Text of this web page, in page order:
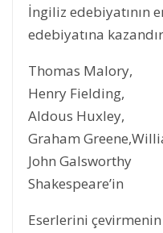
İngiliz edebiyatının
edebiyatına
Thomas Malory,
Henry Fielding,
Aldous Huxley,
Graham
John Galsworthy
Shakespeare’in
Eserlerini çevirmenin